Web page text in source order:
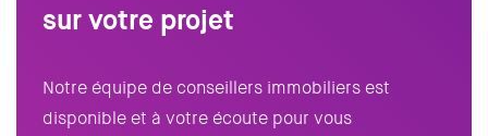
sur votre projet
Notre équipe de conseillers immobiliers est
disponible et à votre écoute pour vous